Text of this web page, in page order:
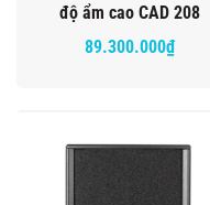
độ ẩm cao CAD 208
89.300.000₫